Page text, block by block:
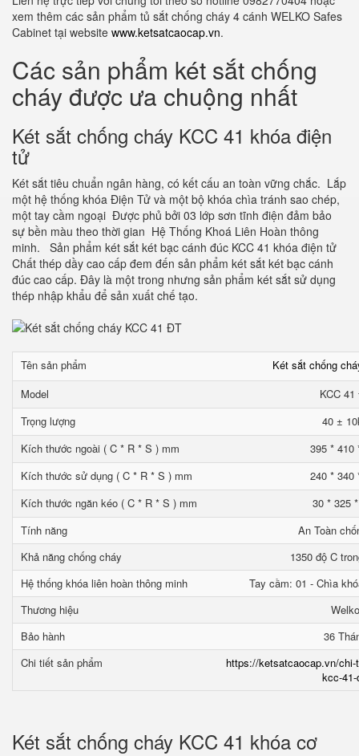
xem thêm các sản phẩm tủ sắt chống cháy 4 cánh WELKO Safes
Cabinet tại website www.ketsatcaocap.vn.
Các sản phẩm két sắt chống
cháy được ưa chuộng nhất
Két sắt chống cháy KCC 41 khóa điện
tử
Két sắt tiêu chuẩn ngân hàng, có kết cấu an toàn vững chắc. Lắp
một hệ thống khóa Điện Tử và một bộ khóa chìa tránh sao chép,
một tay cầm ngoại Được phủ bởi 03 lớp sơn tĩnh điện đảm bảo
sự bền màu theo thời gian Hệ Thống Khoá Liên Hoàn thông
minh. Sản phẩm két sắt két bạc cánh đúc KCC 41 khóa điện tử
Chất thép dầy cao cấp đem đến sản phẩm két sắt két bạc cánh
đúc cao cấp. Đây là một trong nhưng sản phẩm két sắt sử dụng
thép nhập khẩu để sản xuất chế tạo.
Tên sản phẩm
Két sắt chống
Model
KCC
Trọng lượng
40 ±
Kích thước ngoài ( C * R * S ) mm
395 * 410
Kích thước sử dụng ( C * R * S ) mm
240 * 340
Kích thước ngăn kéo ( C * R * S ) mm
30 * 325
Tính năng
An Toàn
Khả năng chống cháy
1350 độ C
Hệ thống khóa liên hoàn thông minh
Tay cầm: 01 - Chìa
Thương hiệu
Welko
Bảo hành
36
Chi tiết sản phẩm
https://ketsatcaocap.vn/
kcc-
Két sắt chống cháy KCC 41 khóa cơ